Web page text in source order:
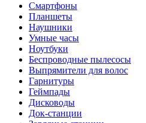
Смартфоны
Планшеты
Наушники
Умные часы
Ноутбуки
Беспроводные пылесосы
Выпрямители для волос
Гарнитуры
Геймпады
Дисководы
Док-станции